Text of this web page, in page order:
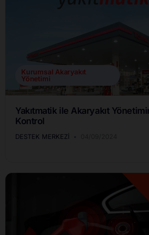
Kurumsal Akaryakıt
Yönetimi
Yakıtmatik ile Akaryakıt
Kontrol
DESTEK MERKEZI